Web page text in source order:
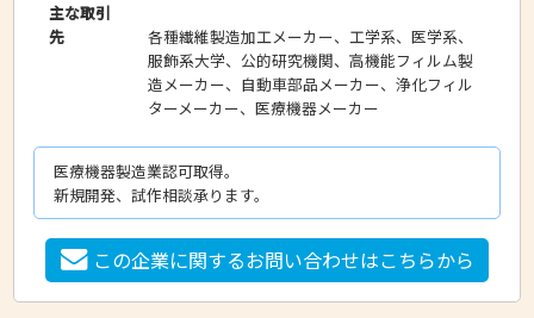
主な取引
先
各種繊維製造加工メーカー、工学系、医学系、
服飾系大学、公的研究機関、高機能フィルム製
造メーカー、自動車部品メーカー、浄化フィル
ターメーカー、医療機器メーカー
医療機器製造業認可取得。
新規開発、試作相談承ります。
この企業に関するお問い合わせはこちらから